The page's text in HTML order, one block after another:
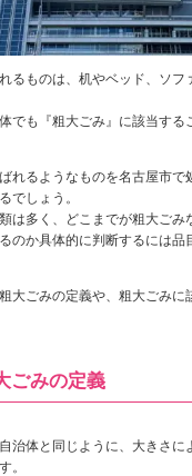
るものは、机やベッド、ソフ
でも『粗大ごみ』に該当する
れるようなものを名古屋市で
でしょう。
は多く、どこまでが粗大ご
のか具体的に判断するには品
大ごみの定義や、粗大ごみ
ごみの定義
治体と同じように、大きさに
。